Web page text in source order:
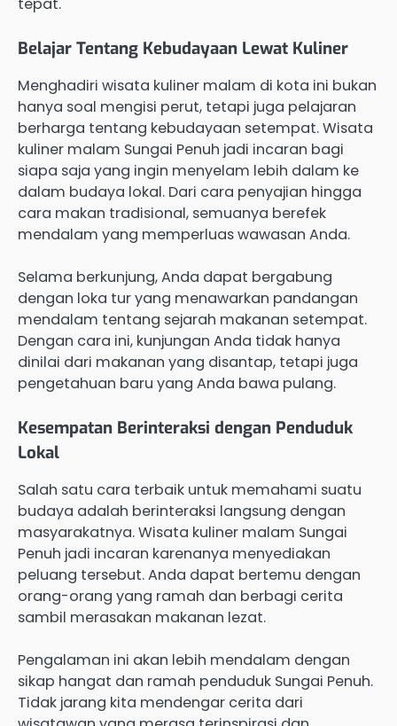
Belajar Tentang Kebudayaan Lewat Kuliner
Menghadiri wisata kuliner malam di kota ini bukan
hanya soal mengisi perut, tetapi juga pelajaran
berharga tentang kebudayaan setempat. Wisata
kuliner malam Sungai Penuh jadi incaran bagi
siapa saja yang ingin menyelam lebih dalam ke
dalam budaya lokal. Dari cara penyajian hingga
cara makan tradisional, semuanya berefek
mendalam yang memperluas wawasan Anda.
Selama berkunjung, Anda dapat bergabung
dengan loka tur yang menawarkan pandangan
mendalam tentang sejarah makanan setempat.
Dengan cara ini, kunjungan Anda tidak hanya
dinilai dari makanan yang disantap, tetapi juga
pengetahuan baru yang Anda bawa pulang.
Kesempatan Berinteraksi dengan Penduduk
Lokal
Salah satu cara terbaik untuk memahami suatu
budaya adalah berinteraksi langsung dengan
masyarakatnya. Wisata kuliner malam Sungai
Penuh jadi incaran karenanya menyediakan
peluang tersebut. Anda dapat bertemu dengan
orang-orang yang ramah dan berbagi cerita
sambil merasakan makanan lezat.
Pengalaman ini akan lebih mendalam dengan
sikap hangat dan ramah penduduk Sungai Penuh.
Tidak jarang kita mendengar cerita dari